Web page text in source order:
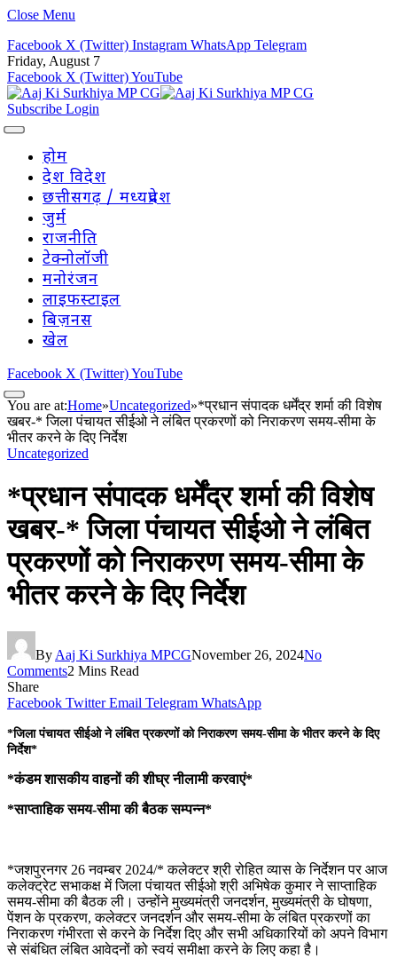
Close Menu
Facebook X (Twitter) Instagram WhatsApp Telegram
Friday, August 7
Facebook X (Twitter)YouTube
Subscribe Login
होम
देश विदेश
छत्तीसगढ़ / मध्यप्रदेश
जुर्म
राजनीति
टेक्नोलॉजी
मनोरंजन
लाइफस्टाइल
बिज़नस
खेल
Facebook X (Twitter)YouTube
You are at:Home»Uncategorized»*प्रधान संपादक धर्मेंद्र शर्मा की विशेष
खबर-* जिला पंचायत सीईओ ने लंबित प्रकरणों को निराकरण समय-सीमा के
भीतर करने के दिए निर्देश
Uncategorized
*प्रधान संपादक धर्मेंद्र शर्मा की विशेष
खबर-* जिला पंचायत सीईओ ने लंबित
प्रकरणों को निराकरण समय-सीमा के
भीतर करने के दिए निर्देश
By Aaj Ki Surkhiya MPCGNovember 26, 2024No
Comments2 Mins Read
Share
Facebook Twitter Email Telegram WhatsApp
*जिला पंचायत सीईओ ने लंबित प्रकरणों को निराकरण समय-सीमा के भीतर करने के दिए
निर्देश*
*कंडम शासकीय वाहनों की शीघ्र नीलामी करवाएं*
*साप्ताहिक समय-सीमा की बैठक सम्पन्न*
*जशपुरनगर 26 नवम्बर 2024/* कलेक्टर श्री रोहित व्यास के निर्देशन पर आज
कलेक्ट्रेट सभाकक्ष में जिला पंचायत सीईओ श्री अभिषेक कुमार ने साप्ताहिक
समय-सीमा की बैठक ली। उन्होंने मुख्यमंत्री जनदर्शन, मुख्यमंत्री के घोषणा,
पेंशन के प्रकरण, कलेक्टर जनदर्शन और समय-सीमा के लंबित प्रकरणों का
निराकरण गंभीरता से करने के निर्देश दिए और सभी अधिकारियों को अपने विभाग
से संबंधित लंबित आवेदनों को स्वयं समीक्षा करने के लिए कहा है।